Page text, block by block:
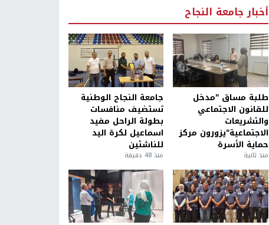
أخبار جامعة النجاح
طلبة مساق "مدخل
للقانون الاجتماعي
والتشريعات
الاجتماعية"يزورون مركز
حماية الأسرة
منذ ثانية
جامعة النجاح الوطنية
تستضيف منافسات
بطولة الراحل مفيد
اسماعيل لكرة اليد
للناشئين
منذ 48 دقيقة